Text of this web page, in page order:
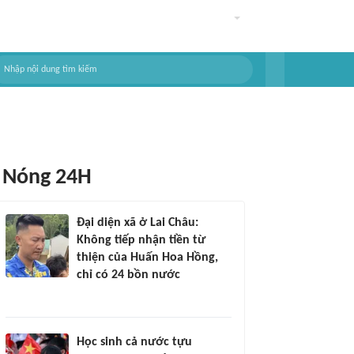
Nóng 24H
Đại diện xã ở Lai Châu:
Không tiếp nhận tiền từ
thiện của Huấn Hoa Hồng,
chỉ có 24 bồn nước
Học sinh cả nước tựu